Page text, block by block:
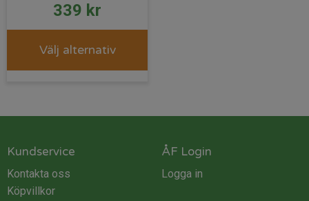
339 kr
Välj alternativ
Kundservice
Kontakta oss
Köpvillkor
ÅF Login
Logga in